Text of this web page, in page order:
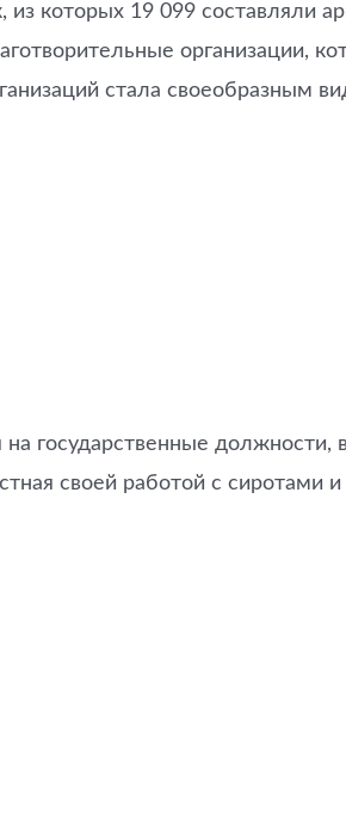
которых 19 099 составляли
организации,
стала своеобразным
государственные должности,
своей работой с сиротами